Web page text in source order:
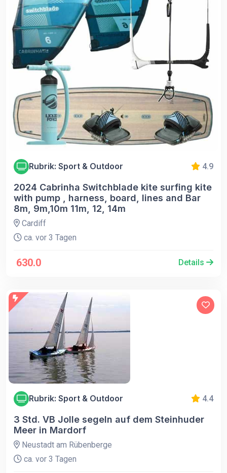
Rubrik: Sport & Outdoor 4.9
2024 Cabrinha Switchblade kite surfing kite
with pump , harness, board, lines and Bar
8m, 9m,10m 11m, 12, 14m
Cardiff
ca. vor 3 Tagen
630.0 Details
Rubrik: Sport & Outdoor 4.4
3 Std. VB Jolle segeln auf dem Steinhuder
Meer in Mardorf
Neustadt am Rübenberge
ca. vor 3 Tagen